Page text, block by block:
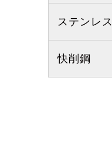
ステンレス
快削鋼